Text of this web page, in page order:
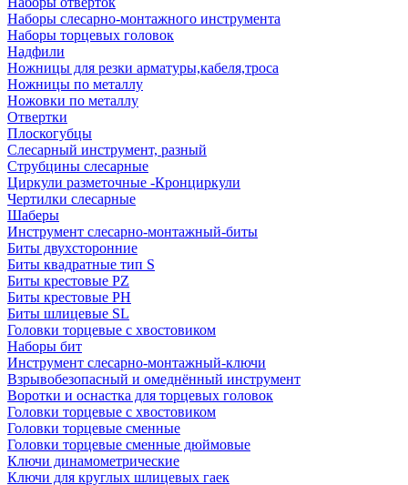
Наборы слесарно-монтажного инструмента
Наборы торцевых головок
Надфили
Ножницы для резки арматуры,кабеля,троса
Ножницы по металлу
Ножовки по металлу
Отвертки
Плоскогубцы
Слесарный инструмент, разный
Струбцины слесарные
Циркули разметочные -Кронциркули
Чертилки слесарные
Шаберы
Инструмент слесарно-монтажный-биты
Биты двухсторонние
Биты квадратные тип S
Биты крестовые РZ
Биты крестовые РН
Биты шлицевые SL
Головки торцевые с хвостовиком
Наборы бит
Инструмент слесарно-монтажный-ключи
Взрывобезопасный и омеднённый инструмент
Воротки и оснаcтка для торцевых головок
Головки торцевые с хвостовиком
Головки торцевые сменные
Головки торцевые сменные дюймовые
Ключи динамометрические
Ключи для круглых шлицевых гаек